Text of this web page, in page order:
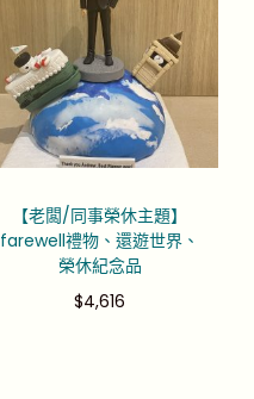
【老闆/同事榮休主題】
farewell禮物、還遊世界、
榮休紀念品
$4,616